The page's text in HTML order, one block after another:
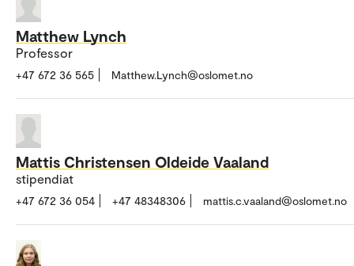
Matthew Lynch
Professor
+47 672 36 565 Matthew.Lynch@oslomet.no
Mattis Christensen Oldeide Vaaland
stipendiat
+47 672 36 054 +47 48348306 mattis.c.vaaland@oslomet.no